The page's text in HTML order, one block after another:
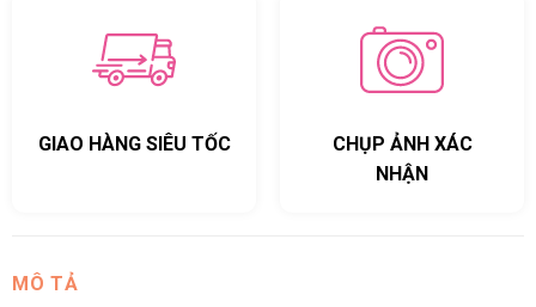
GIAO HÀNG SIÊU TỐC
CHỤP ẢNH XÁC
NHẬN
MÔ TẢ